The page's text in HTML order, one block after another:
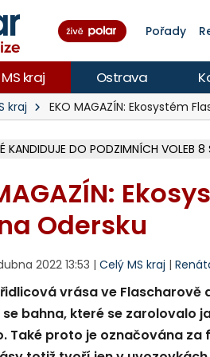
Pořady
MS kraj Ostrava
kraj EKO MAGAZÍN: Ekosystém
KANDIDUJE DO PODZIMNÍCH VOLEB
Odersku
2022 13:53 | Celý MS kraj |
vrása ve
bahna, které se zarolovalo
Také proto je označována